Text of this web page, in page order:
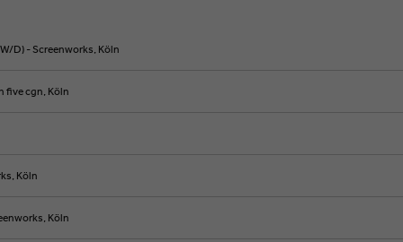
D) - Screenworks, Köln
five cgn, Köln
Köln
Köln